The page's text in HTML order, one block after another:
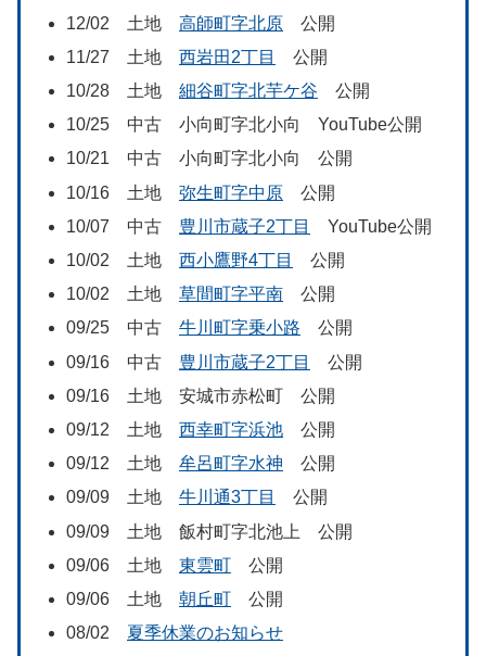
12/02 土地 高師町字北原公開
11/27 土地 西岩田2丁目
公開
10/28 土地 細谷町字北芋ケ谷 公開
10/25 中古 小向町字北小向 YouTube公開
10/21 中古 小向町字北小向 公開
10/16 土地 弥生町字中原公開
10/07 中古 豊川市蔵子2丁目
YouTube公開
10/02 土地 西小鷹野4丁目
公開
10/02 土地 草間町字平南公開
09/25 中古 牛川町字乗小路 公開
09/16 中古 豊川市蔵子2丁目
公開
09/16 土地 安城市赤松町 公開
09/12 土地 西幸町字浜池公開
09/12 土地 牟呂町字水神 公開
09/09 土地 牛川通3丁目
公開
09/09 土地 飯村町字北池上 公開
09/06 土地 東雲町公開
09/06 土地 朝丘町公開
08/02 夏季休業のお知らせ